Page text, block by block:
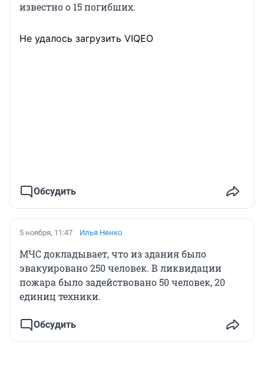
известно о 15 погибших.
Не удалось загрузить VIQEO
Обсудить
5 ноября, 11:47 Илья Ненко
МЧС докладывает, что из здания было
эвакуировано 250 человек. В ликвидации
пожара было задействовано 50 человек, 20
единиц техники.
Обсудить